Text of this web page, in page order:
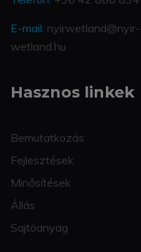
E-mail: nyirwetland@nyir-
wetland.hu
Hasznos linkek
Bemutatkozás
Fejlesztések
Minősítések
Állás
Sajtóanyag